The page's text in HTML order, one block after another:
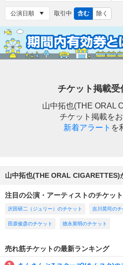
取引中 含む 除く
チケット掲載受
山中拓也(THE ORAL
チケット掲載を
新着アラート を
山中拓也(THE ORAL CIGARETTES)
注目の公演・アーティストのチケット
沢田研二（ジュリー）のチケット 吉川晃司のチ
田原俊彦のチケット 徳永英明のチケット
売れ筋チケットの最新ランキング